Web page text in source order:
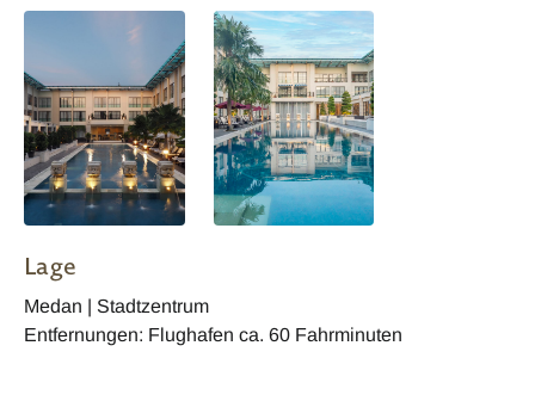
Lage
Medan | Stadtzentrum
Entfernungen: Flughafen ca. 60 Fahrminuten